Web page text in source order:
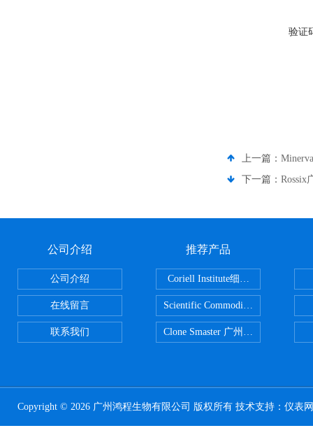
验证
上一篇：
下一篇： Rossix
公司介绍
公司介绍
在线留言
联系我们
推荐产品
Scientific CommoditiesPE管 广州
Clone Smaster 广州鸿程代理
Copyright © 2026 广州鸿程生物有限公司 版权所有 技术支持： 仪表网